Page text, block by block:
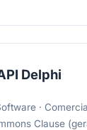
Delphi
·
Clause